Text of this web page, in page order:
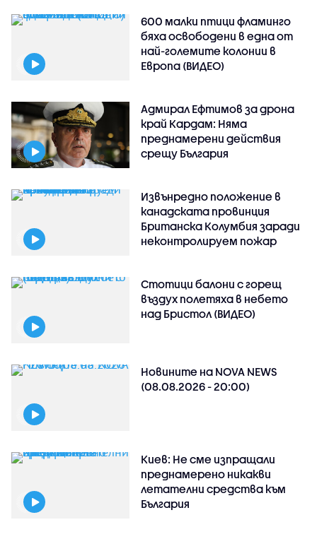
600 малки птици фламинго
бяха освободени в една от
най-големите колонии в
Европа (ВИДЕО)
Адмирал Ефтимов за дрона
край Кардам: Няма
преднамерени действия
срещу България
Извънредно положение в
канадската провинция
Британска Колумбия заради
неконтролируем пожар
Стотици балони с горещ
въздух полетяха в небето
над Бристол (ВИДЕО)
Новините на NOVA NEWS
(08.08.2026 - 20:00)
Киев: Не сме изпращали
преднамерено никакви
летателни средства към
България